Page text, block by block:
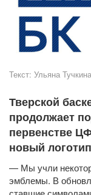
Текст: Ульяна Тучкина
Тверской
продолжает
первенстве
новый
— Мы учли
эмблемы. В